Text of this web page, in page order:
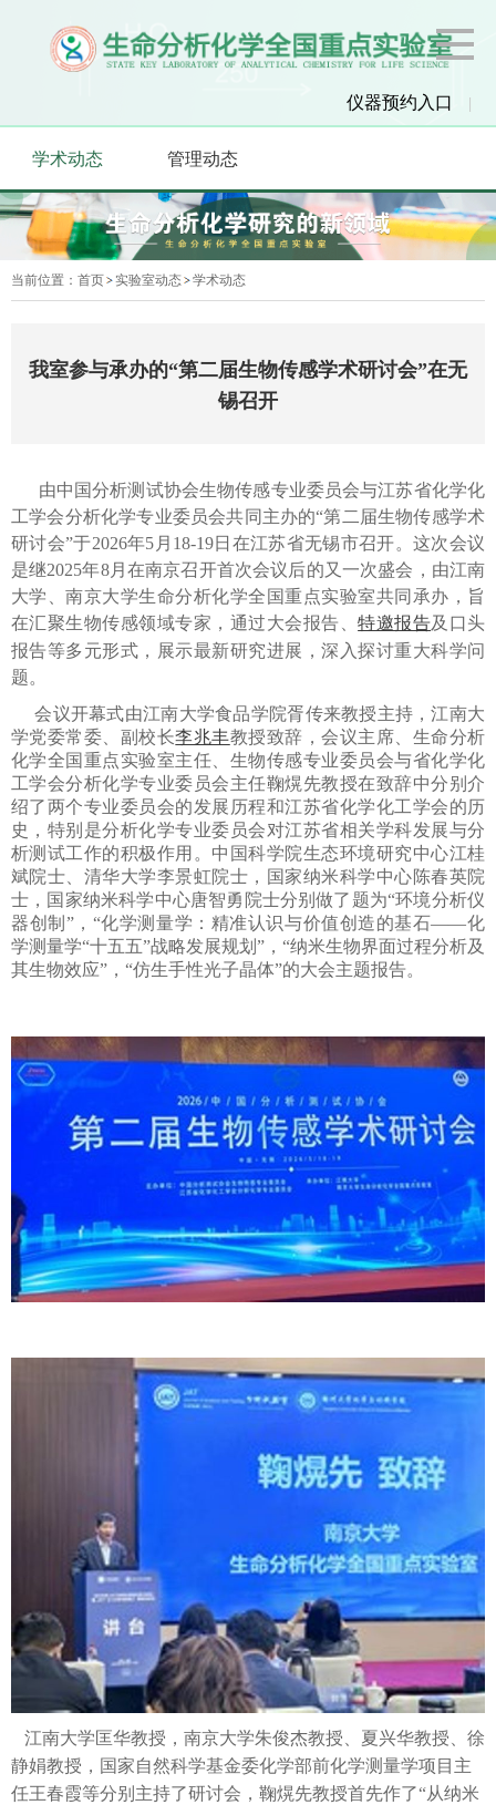
仪器预约入口 |
学术动态 管理动态
当前位置： 首页 实验室动态 学术动态
我室参与承办的“第二届生物传感学术研讨会”在无
锡召开
由中国分析测试协会生物传感专业委员会与江苏省化学化
工学会分析化学专业委员会共同主办的“第二届生物传感学术
研讨会”于2026年5 月 18-19日 在江苏省无锡市召开。这次会议
是继2025年8月在南京召开首次会议后的又一次盛会，由江南
大学、南京大学生命分析化学全国重点实验室共同承办，旨
在汇聚生物传感领域专家，通过大会报告、特邀报告及口头
报告等多元形式，展示最新研究进展，深入探讨重大科学问
题。
会议开幕式由江南大学食品学院胥传来教授主持，江南大
学党委常委、副校长李兆丰教授致辞，会议主席、生命分析
化学全国重点实验室主任、生物传感专业委员会与省化学化
工学会分析化学专业委员会主任鞠熀先教授在致辞中分别介
绍了两个专业委员会的发展历程和江苏省化学化工学会的历
史，特别是分析化学专业委员会对江苏省相关学科发展与分
析测试工作的积极作用。中国科学院生态环境研究中心江桂
斌院士、清华大学李景虹院士，国家纳米科学中心陈春英院
士，国家纳米科学中心唐智勇院士分别做了题为“环境分析仪
器创制 ”，“化学测量学：精准认识与价值创造的基石——化
学测量学“十五五”战略发展规划”，“纳米生物界面过程分析及
其生物效应”，“仿生手性光子晶体”的大会主题报告。
江南大学匡华教授，南京大学朱俊杰教授、夏兴华教授、徐
静娟教授，国家自然科学基金委化学部前化学测量学项目主
任王春霞等分别主持了研讨会，鞠熀先教授首先作了“从纳米